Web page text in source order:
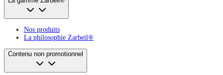
Nos produits
La philosophie Zarbeil®
Contenu non promotionnel